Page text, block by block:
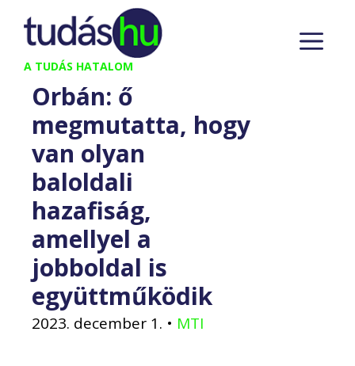
Kilépés
tartalomba
A TUDÁS HATALOM
Orbán: ő
megmutatta, hogy
van olyan
baloldali
hazafiság,
amellyel a
jobboldal is
együttműködik
2023. december 1. • MTI